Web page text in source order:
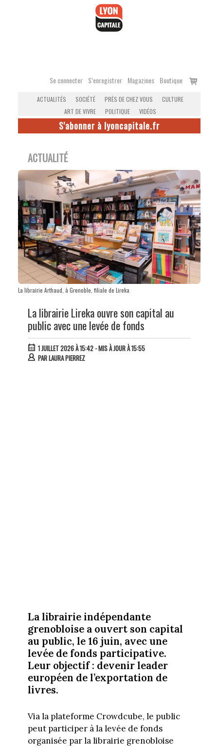
Se connecter S’enregistrer Magazines Boutique
Voir
ACTUALITÉS SOCIÉTÉ PRÈS DE CHEZ VOUS
CULTURE
ART DE VIVRE
POLITIQUE VIDÉOS
S'abonner à lyoncapitale.fr
ACTUALITÉ
La librairie Arthaud, à Grenoble, filiale de Lireka
La librairie Lireka ouvre son capital au
public avec une levée de fonds
1 JUILLET 2026 À 15:42- MIS À JOUR À 15:55
PARLAURA PIERREZ
La librairie indépendante
grenobloise a ouvert son capital
au public, le 16 juin, avec une
levée de fonds participative.
Leur objectif : devenir leader
européen de l’exportation de
livres.
Via la plateforme Crowdcube, le public
peut participer à la levée de fonds
organisée par la librairie grenobloise